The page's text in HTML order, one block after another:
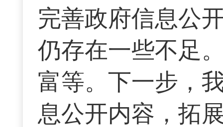
完善政府信息公
仍存在一些不足
富等。下一步，
息公开内容，拓